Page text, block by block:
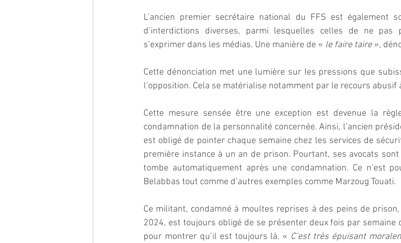
L’ancien premier secrétaire national du FFS est également
d’interdictions diverses, parmi lesquelles celles de ne
s’exprimer dans les médias. Une manière de « le faire taire »,
Cette dénonciation met une lumière sur les pressions que
l’opposition. Cela se matérialise notamment par le recours abusif
Cette mesure sensée être une exception est devenue la
condamnation de la personnalité concernée. Ainsi, l’ancien
est obligé de pointer chaque semaine chez les services de
première instance à un an de prison. Pourtant, ses avocats
tombe automatiquement après une condamnation. Ce n’est
Belabbas tout comme d’autres exemples comme Marzoug Touati.
Ce militant, condamné à moultes reprises à des peins de
2024, est toujours obligé de se présenter deux fois par semaine
pour montrer qu’il est toujours là. « C’est très épuisant